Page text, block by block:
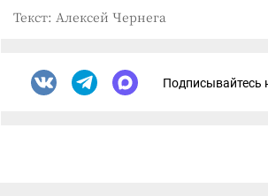
Текст: Алексей Чернега
Подписывайтесь